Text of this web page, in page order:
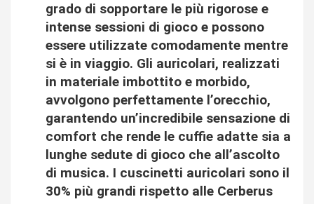
grado di sopportare le più rigorose e
intense sessioni di gioco e possono
essere utilizzate comodamente mentre
si è in viaggio. Gli auricolari, realizzati
in materiale imbottito e morbido,
avvolgono perfettamente l’orecchio,
garantendo un’incredibile sensazione di
comfort che rende le cuffie adatte sia a
lunghe sedute di gioco che all’ascolto
di musica. I cuscinetti auricolari sono il
30% più grandi rispetto alle Cerberus